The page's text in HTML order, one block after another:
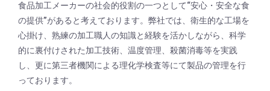
食品加工メーカーの社会的役割の一つとして“安心・安全な食
の提供”があると考えております。弊社では、衛生的な工場を
心掛け、熟練の加工職人の知識と経験を活かしながら、科学
的に裏付けされた加工技術、温度管理、殺菌消毒等を実践
し、更に第三者機関による理化学検査等にて製品の管理を行
っております。